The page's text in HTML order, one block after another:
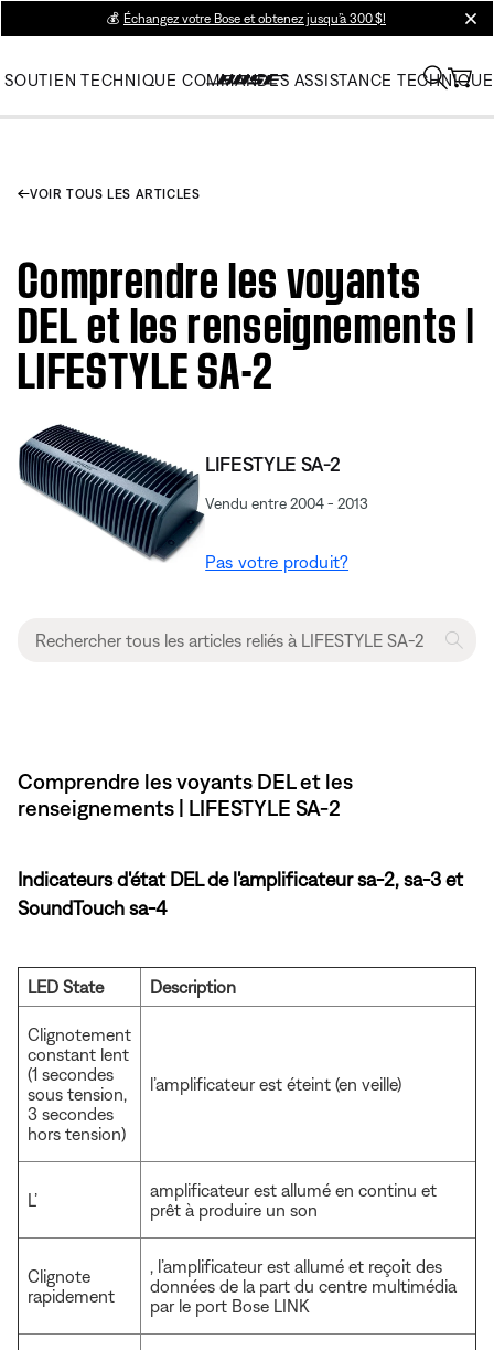
💰 Échangez votre Bose et obtenez jusqu’à 300 $!
SOUTIEN TECHNIQUE COMMANDES ASSISTANCE TECHNIQUE
VOIR TOUS LES ARTICLES
Comprendre les voyants
DEL et les renseignements |
LIFESTYLE SA-2
LIFESTYLE SA-2
Vendu entre 2004 - 2013
Pas votre produit?
Comprendre les voyants DEL et les
renseignements | LIFESTYLE SA-2
Indicateurs d'état DEL de l'amplificateur sa-2, sa-3 et
SoundTouch sa-4
LED State Description
Clignotement
constant lent
(1 secondes
sous tension,
3 secondes
hors tension)
l’amplificateur est éteint (en veille)
L’
amplificateur est allumé en continu et
prêt à produire un son
Clignote
rapidement
, l’amplificateur est allumé et reçoit des
données de la part du centre multimédia
par le port Bose LINK